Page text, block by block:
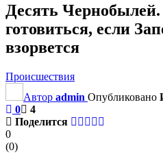
Десять
готовиться, если
взорвется
Происшествия
Автор admin Опубликовано
0
4
Поделится
0
(0)